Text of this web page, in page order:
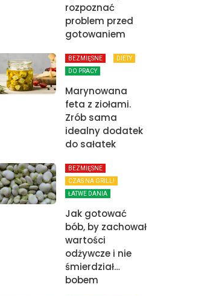
rozpoznać
problem przed
gotowaniem
BEZMIĘSNE
DIETY
DO PRACY
Marynowana
feta z ziołami.
Zrób sama
idealny dodatek
do sałatek
BEZMIĘSNE
CZAS NA GRILL!
ŁATWE DANIA
Jak gotować
bób, by zachował
wartości
odżywcze i nie
śmierdział…
bobem